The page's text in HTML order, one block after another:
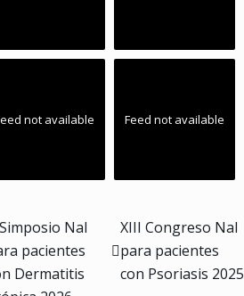
not available Feed not available
Nal
pacientes
Dermatitis
XIII Congreso Nal
para pacientes
con Psoriasis 2025